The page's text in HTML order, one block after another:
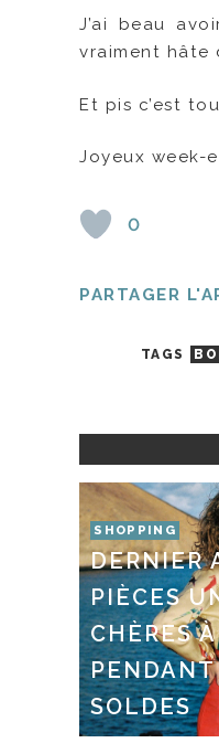
J’ai beau
vraiment hâte
Et pis c’est
Joyeux week-
0
PARTAGER
TAGS
SHOPPING
DERNIER
PIÈCES
CHÈRES À
SOLDES